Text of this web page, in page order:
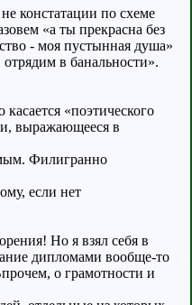
констатации по схеме
«а ты прекрасна без
- моя пустынная душа»
в банальности».
«поэтического
выражающееся в
Филигранно
если нет
Но я взял себя в
дипломами вообще-то
о грамотности и